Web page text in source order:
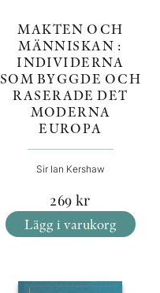
MAKTEN OCH
MÄNNISKAN :
INDIVIDERNA
SOM BYGGDE OCH
RASERADE DET
MODERNA
EUROPA
Sir Ian Kershaw
269 kr
Lägg i varukorg